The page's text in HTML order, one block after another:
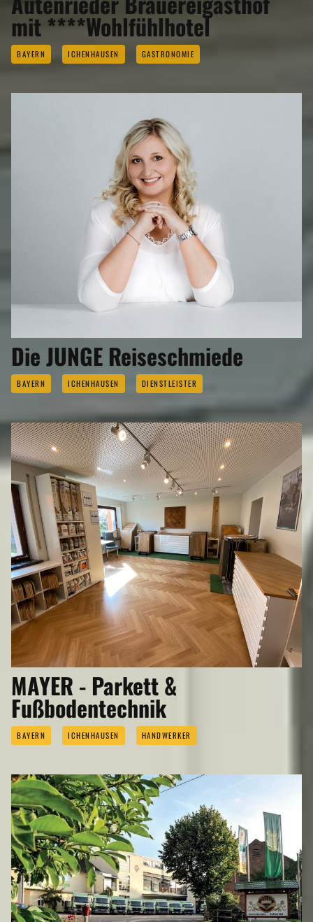
mit ****Wohlfühlhotel
BAYERN ICHENHAUSEN GASTRONOMIE
Die JUNGE Reiseschmiede
BAYERN ICHENHAUSEN DIENSTLEISTER
MAYER - Parkett &
Fußbodentechnik
BAYERN ICHENHAUSEN HANDWERKER